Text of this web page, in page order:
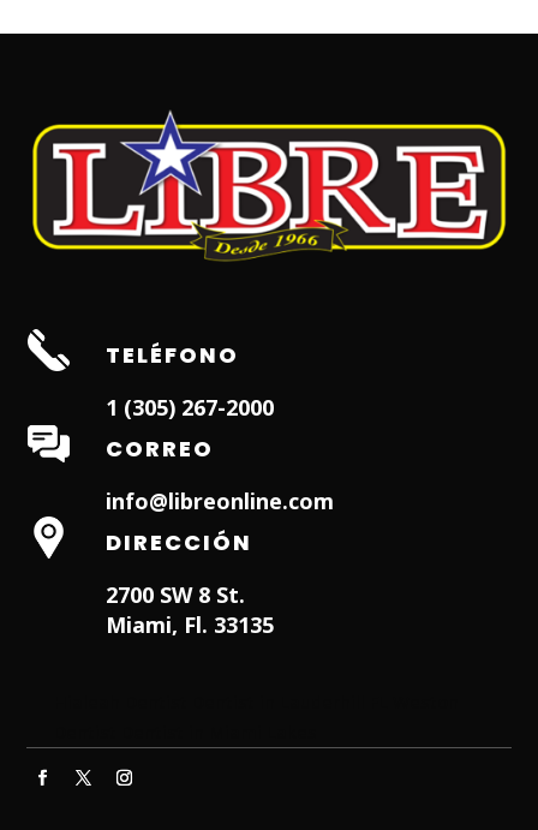
TELÉFONO
1 (305) 267-2000
CORREO
info@libreonline.com
DIRECCIÓN
2700 SW 8 St.
Miami, Fl. 33135